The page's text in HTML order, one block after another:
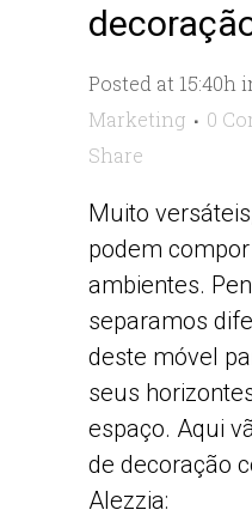
Posted at 15:40h
Marketing
0
Share
Muito
podem
ambientes.
separamos
deste móvel
seus
espaço. Aqui
de decoração
Alezzia: